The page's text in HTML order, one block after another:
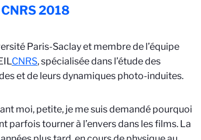
2018
Paris-Saclay et membre de l’équipe
CNRS, spécialisée dans l’étude des
et de leurs dynamiques photo-induites.
moi, petite, je me suis demandé pourquoi
parfois tourner à l’envers dans les films. La